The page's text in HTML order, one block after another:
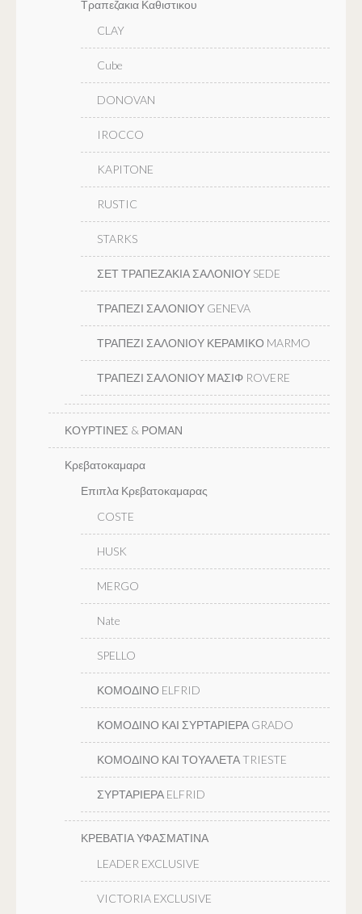
Τραπεζακια Καθιστικου
CLAY
Cube
DONOVAN
IROCCO
KAPITONE
RUSTIC
STARKS
ΣΕΤ ΤΡΑΠΕΖΑΚΙΑ ΣΑΛΟΝΙΟΥ SEDE
ΤΡΑΠΕΖΙ ΣΑΛΟΝΙΟΥ GENEVA
ΤΡΑΠΕΖΙ ΣΑΛΟΝΙΟΥ ΚΕΡΑΜΙΚΟ MARMO
ΤΡΑΠΕΖΙ ΣΑΛΟΝΙΟΥ ΜΑΣΙΦ ROVERE
ΚΟΥΡΤΙΝΕΣ & ΡΟΜΑΝ
Κρεβατοκαμαρα
Επιπλα Κρεβατοκαμαρας
COSTE
HUSK
MERGO
Nate
SPELLO
ΚΟΜΟΔΙΝΟ ELFRID
ΚΟΜΟΔΙΝΟ ΚΑΙ ΣΥΡΤΑΡΙΕΡΑ GRADO
ΚΟΜΟΔΙΝΟ ΚΑΙ ΤΟΥΑΛΕΤΑ TRIESTE
ΣΥΡΤΑΡΙΕΡΑ ELFRID
ΚΡΕΒΑΤΙΑ ΥΦΑΣΜΑΤΙΝΑ
LEADER EXCLUSIVE
VICTORIA EXCLUSIVE